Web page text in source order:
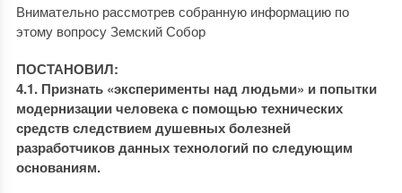
Внимательно рассмотрев собранную информацию по
этому вопросу Земский Собор
ПОСТАНОВИЛ:
4.1. Признать «эксперименты над людьми» и попытки
модернизации человека с помощью технических
средств следствием душевных болезней
разработчиков данных технологий по следующим
основаниям.